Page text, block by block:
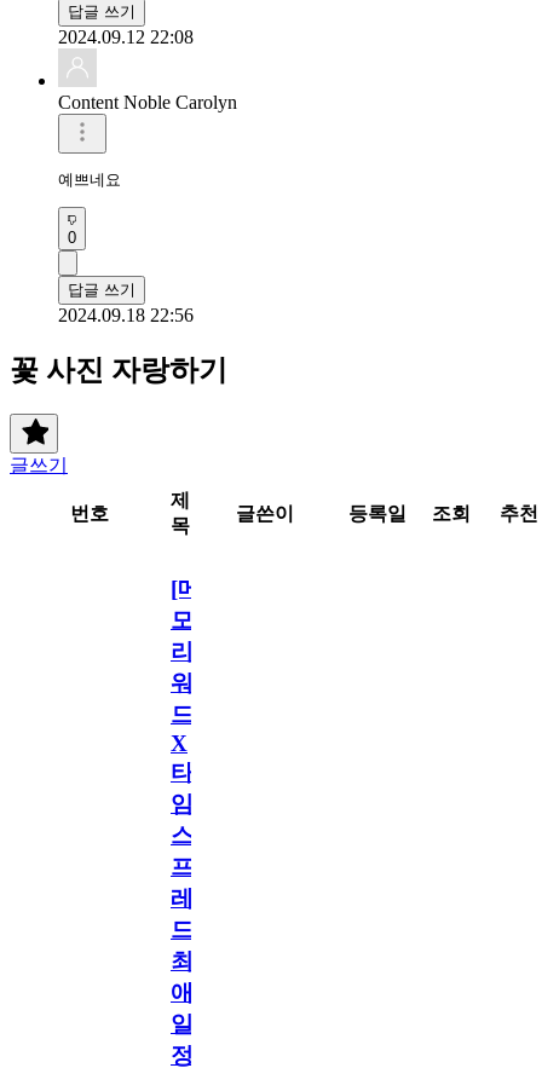
답글 쓰기
2024.09.12 22:08
Content Noble Carolyn
예쁘네요
0
답글 쓰기
2024.09.18 22:56
꽃 사진 자랑하기
글쓰기
번호
제
목
글쓴이 등록일 조회 추천
[메
모
리
워
드
X
타
임
스
프
레
드]
최
애
일
정